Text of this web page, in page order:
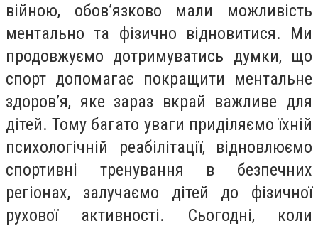
війною, обовʼязково мали можливість
ментально та фізично відновитися. Ми
продовжуємо дотримуватись думки, що
спорт допомагає покращити ментальне
здоров’я, яке зараз вкрай важливе для
дітей. Тому багато уваги приділяємо їхній
психологічній реабілітації, відновлюємо
спортивні тренування в безпечних
регіонах, залучаємо дітей до фізичної
рухової активності. Сьогодні, коли